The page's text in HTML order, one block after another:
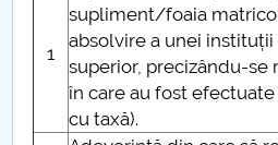
1
supliment/foaia
absolvire a unei
superior, precizându-se
în care au fost
cu taxă).